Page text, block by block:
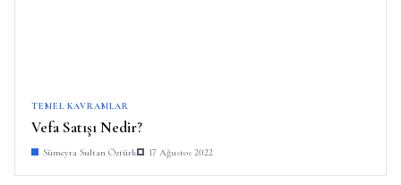
TEMEL KAVRAMLAR
Vefa Satışı Nedir?
Sümeyra Sultan Öztürk 17 Ağustos 2022